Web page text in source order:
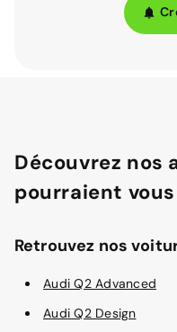
Découvrez nos
pourraient
Retrouvez nos
Audi Q2 Advanced
Audi Q2 Design